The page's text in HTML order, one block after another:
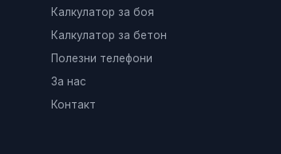
Калкулатор за боя
Калкулатор за бетон
Полезни телефони
За нас
Контакт